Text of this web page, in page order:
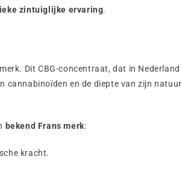
zintuiglijke ervaring.
Dit CBG-concentraat, dat in
cannabinoïden en de diepte van zijn
bekend Frans merk:
kracht.